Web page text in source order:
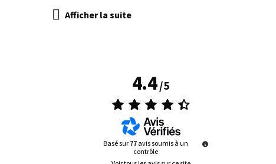
4.4/5
Basé sur 77 avis soumis à un
contrôle